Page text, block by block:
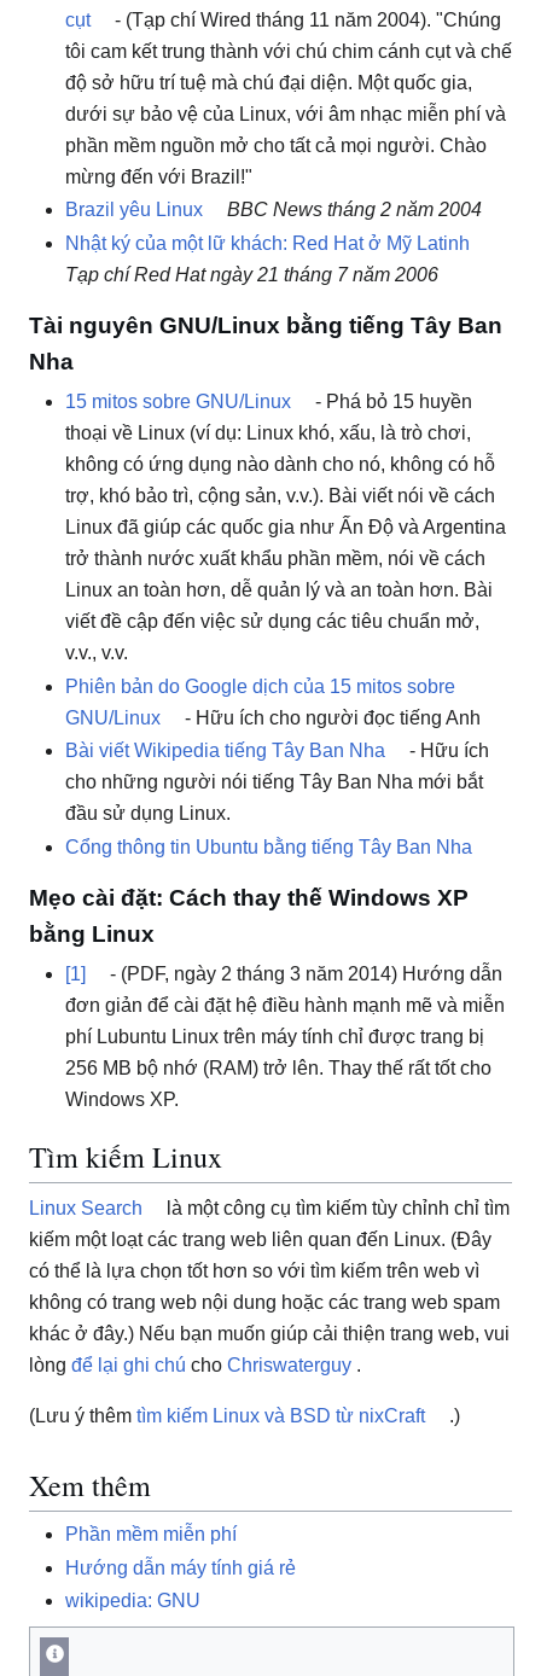
cụt
- (Tạp chí Wired tháng 11 năm 2004). "Chúng
tôi cam kết trung thành với chú chim cánh cụt và chế
độ sở hữu trí tuệ mà chú đại diện. Một quốc gia,
dưới sự bảo vệ của Linux, với âm nhạc miễn phí và
phần mềm nguồn mở cho tất cả mọi người. Chào
mừng đến với Brazil!"
Brazil yêu Linux
BBC News tháng 2 năm 2004
Nhật ký của một lữ khách: Red Hat ở Mỹ Latinh
Tạp chí Red Hat ngày 21 tháng 7 năm 2006
Tài nguyên GNU/Linux bằng tiếng Tây Ban
Nha
15 mitos sobre GNU/Linux
- Phá bỏ 15 huyền
thoại về Linux (ví dụ: Linux khó, xấu, là trò chơi,
không có ứng dụng nào dành cho nó, không có hỗ
trợ, khó bảo trì, cộng sản, v.v.). Bài viết nói về cách
Linux đã giúp các quốc gia như Ấn Độ và Argentina
trở thành nước xuất khẩu phần mềm, nói về cách
Linux an toàn hơn, dễ quản lý và an toàn hơn. Bài
viết đề cập đến việc sử dụng các tiêu chuẩn mở,
v.v., v.v.
Phiên bản do Google dịch của 15 mitos sobre
GNU/Linux
- Hữu ích cho người đọc tiếng Anh
Bài viết Wikipedia tiếng Tây Ban Nha
- Hữu ích
cho những người nói tiếng Tây Ban Nha mới bắt
đầu sử dụng Linux.
Cổng thông tin Ubuntu bằng tiếng Tây Ban Nha
Mẹo cài đặt: Cách thay thế Windows XP
bằng Linux
[1]
- (PDF, ngày 2 tháng 3 năm 2014) Hướng dẫn
đơn giản để cài đặt hệ điều hành mạnh mẽ và miễn
phí Lubuntu Linux trên máy tính chỉ được trang bị
256 MB bộ nhớ (RAM) trở lên. Thay thế rất tốt cho
Windows XP.
Tìm kiếm Linux
Linux Search
là một công cụ tìm kiếm tùy chỉnh chỉ tìm
kiếm một loạt các trang web liên quan đến Linux. (Đây
có thể là lựa chọn tốt hơn so với tìm kiếm trên web vì
không có trang web nội dung hoặc các trang web spam
khác ở đây.) Nếu bạn muốn giúp cải thiện trang web, vui
lòng để lại ghi chú cho Chriswaterguy .
(Lưu ý thêm tìm kiếm Linux và BSD từ nixCraft .)
Xem thêm
Phần mềm miễn phí
Hướng dẫn máy tính giá rẻ
wikipedia: GNU